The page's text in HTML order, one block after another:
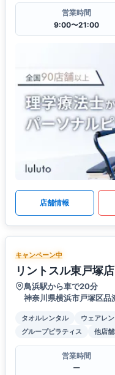
営業時間
9:00〜21:00
店舗情報
キャンペーン中
リントスル東戸塚店
鳥浜駅から車で20分
神奈川県横浜市戸塚区
タオルレンタル ウェアレ
グループピラティス
他店
営業時間
ー